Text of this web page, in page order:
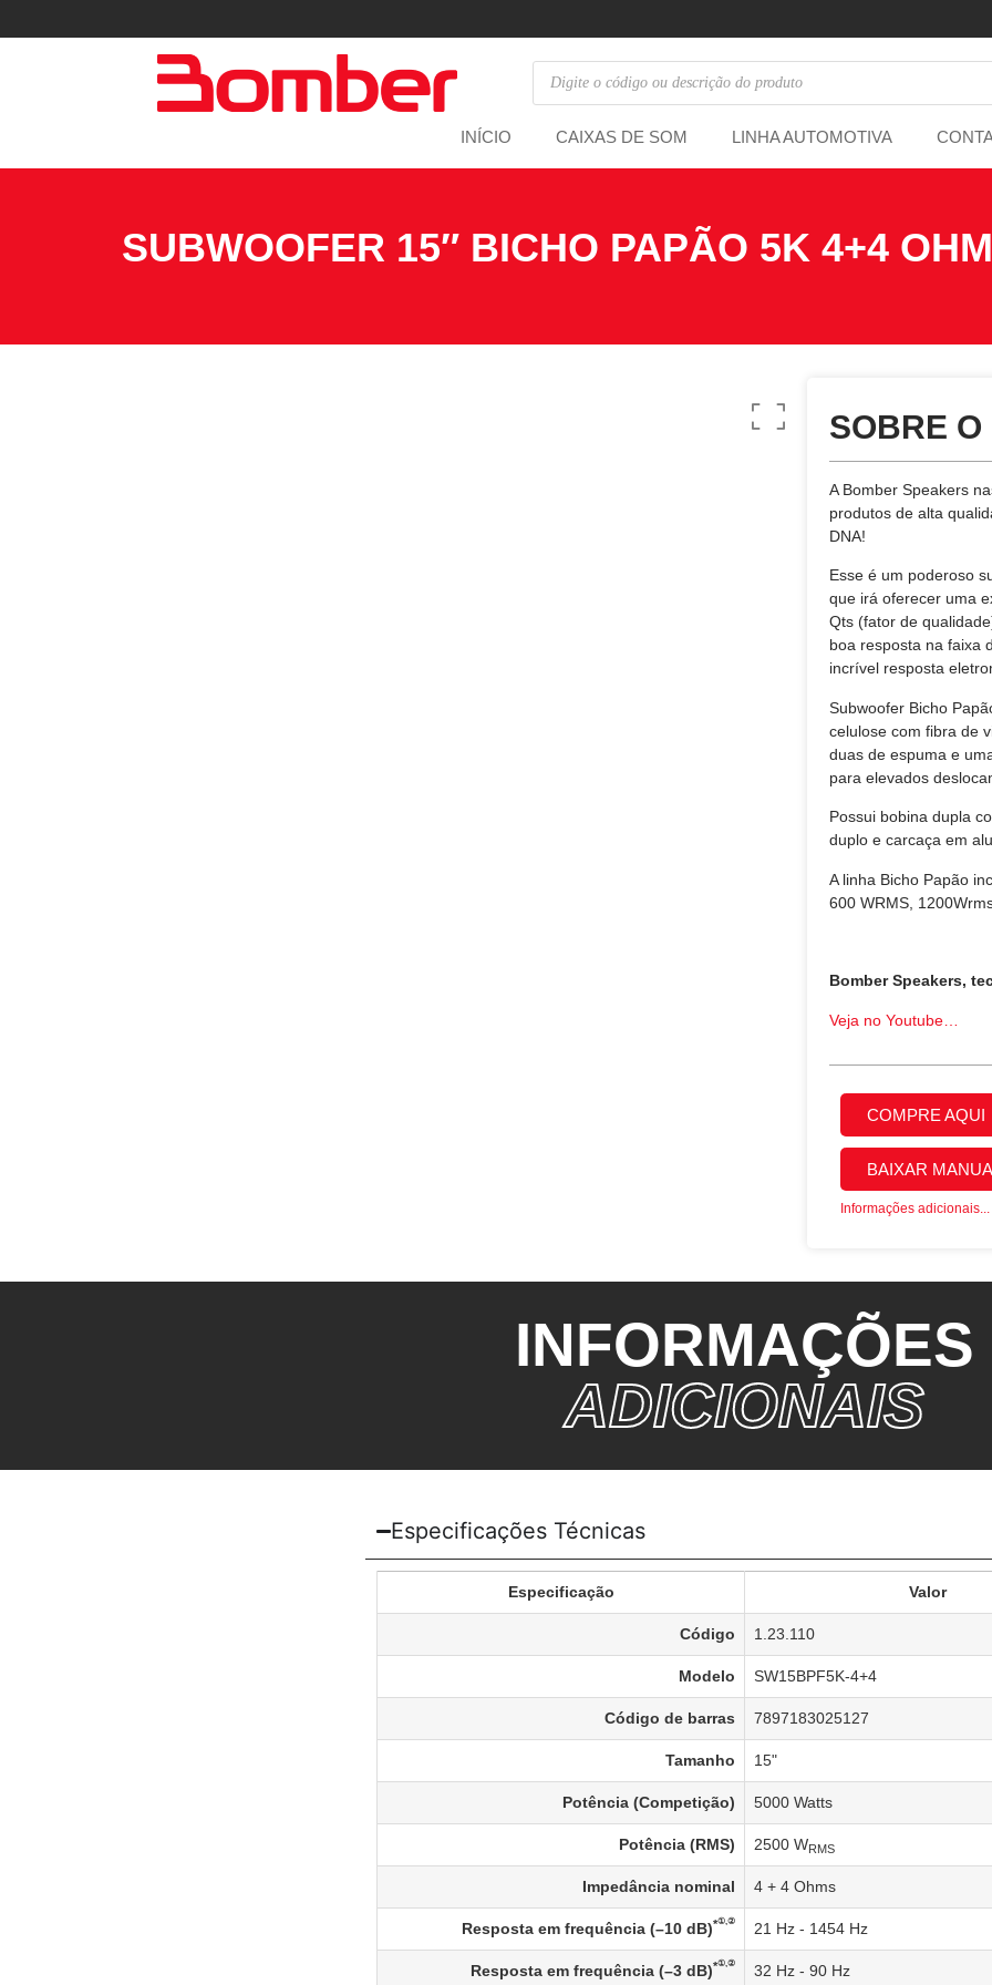
INÍCIO CAIXAS DE SOM LINHA AUTOMOTIVA
SUBWOOFER 15″ BICHO PAPÃO 5K 4+4
SOBRE O
A Bomber Speakers
produtos de alta
DNA!
Esse é um poderoso
que irá oferecer uma
Qts (fator de
boa resposta na faixa
incrível resposta
Subwoofer Bicho
celulose com fibra de
duas de espuma e
para elevados
Possui bobina dupla
duplo e carcaça em
A linha Bicho Papão
600 WRMS,
Bomber Speakers,
Veja no Youtube…
COMPRE AQUI
BAIXAR
Informações adicionais...
INFORMAÇÕES
ADICIONAIS
Especificações Técnicas
Especificação Valor
Código 1.23.110
Modelo SW15BPF5K-4+4
Código de barras 7897183025127
Tamanho 15"
Potência (Competição) 5000 Watts
Potência (RMS) 2500 WRMS
Impedância nominal 4 + 4 Ohms
Resposta em frequência (–10 dB)*①,② 21 Hz - 1454 Hz
Resposta em frequência (–3 dB)*①,② 32 Hz - 90 Hz